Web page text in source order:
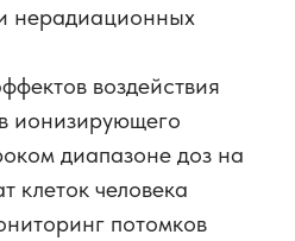
нерадиационных
воздействия
ионизирующего
диапазоне доз на
клеток человека
потомков